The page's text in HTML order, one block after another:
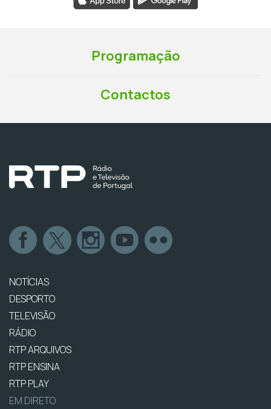
Programação
Contactos
NOTÍCIAS
DESPORTO
TELEVISÃO
RÁDIO
RTP ARQUIVOS
RTP ENSINA
RTP PLAY
EM DIRETO